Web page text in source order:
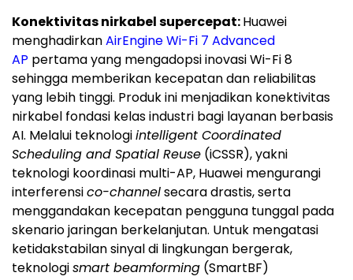
Konektivitas nirkabel supercepat:Huawei
menghadirkanAirEngine Wi-Fi 7 Advanced
AP pertama yang mengadopsi inovasi Wi-Fi 8
sehingga memberikan kecepatan dan reliabilitas
yang lebih tinggi. Produk ini menjadikan konektivitas
nirkabel fondasi kelas industri bagi layanan berbasis
AI. Melalui teknologiintelligent Coordinated
Scheduling and Spatial Reuse (iCSSR), yakni
teknologi koordinasi multi-AP, Huawei mengurangi
interferensico-channelsecara drastis, serta
menggandakan kecepatan pengguna tunggal pada
skenario jaringan berkelanjutan. Untuk mengatasi
ketidakstabilan sinyal di lingkungan bergerak,
teknologismart beamforming (SmartBF)